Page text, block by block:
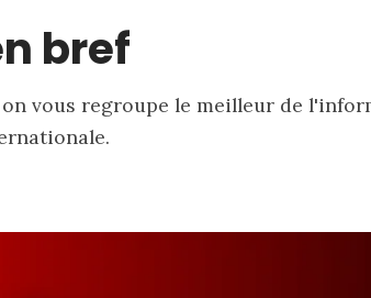
bref
on vous regroupe le meilleur de